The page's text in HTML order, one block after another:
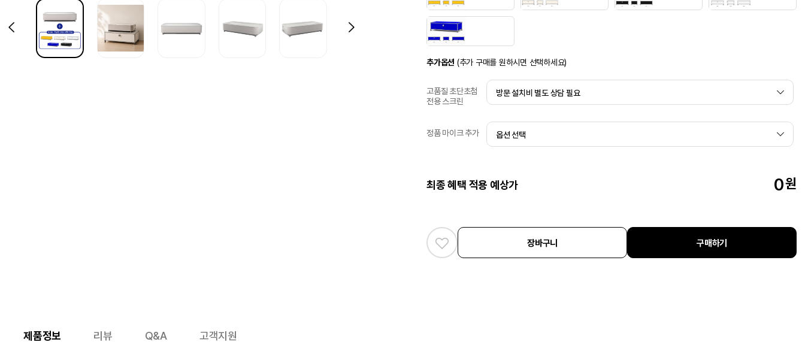
추가옵션 (추가 구매를 원하시면 선택하세요)
고품질 초단초첨
전용 스크린
정품 마이크 추가
최종 혜택 적용 예상가 0원
장바구니 구매하기
제품정보 리뷰 Q&A 고객지원